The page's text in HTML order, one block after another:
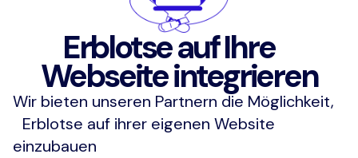
Erblotse auf Ihre
Webseite integrieren
Wir bieten unseren Partnern die Möglichkeit,
Erblotse auf ihrer eigenen Website
einzubauen